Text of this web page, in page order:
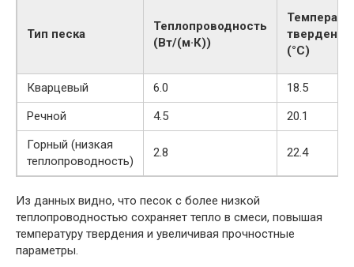
Тип песка
Теплопроводность
(Вт/(м·К))
твердения
(°С)
Кварцевый 6.0
18.5
Речной
4.5
20.1
Горный (низкая
теплопроводность)
2.8 22.4
Из данных видно, что песок с более низкой
теплопроводностью сохраняет тепло в смеси, повышая
температуру твердения и увеличивая прочностные
параметры.